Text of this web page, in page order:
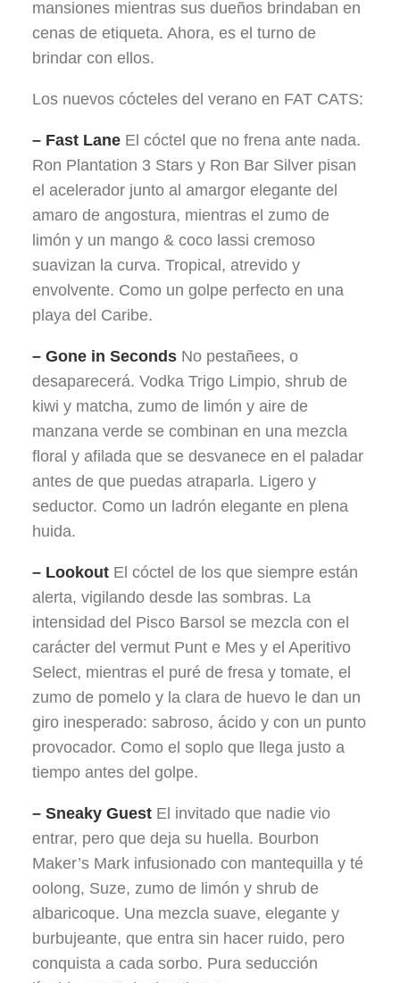
mansiones mientras sus dueños brindaban en
cenas de etiqueta. Ahora, es el turno de
brindar con ellos.
Los nuevos cócteles del verano en FAT CATS:
– Fast Lane El cóctel que no frena ante nada.
Ron Plantation 3 Stars y Ron Bar Silver pisan
el acelerador junto al amargor elegante del
amaro de angostura, mientras el zumo de
limón y un mango & coco lassi cremoso
suavizan la curva. Tropical, atrevido y
envolvente. Como un golpe perfecto en una
playa del Caribe.
– Gone in Seconds No pestañees, o
desaparecerá. Vodka Trigo Limpio, shrub de
kiwi y matcha, zumo de limón y aire de
manzana verde se combinan en una mezcla
floral y afilada que se desvanece en el paladar
antes de que puedas atraparla. Ligero y
seductor. Como un ladrón elegante en plena
huida.
– Lookout El cóctel de los que siempre están
alerta, vigilando desde las sombras. La
intensidad del Pisco Barsol se mezcla con el
carácter del vermut Punt e Mes y el Aperitivo
Select, mientras el puré de fresa y tomate, el
zumo de pomelo y la clara de huevo le dan un
giro inesperado: sabroso, ácido y con un punto
provocador. Como el soplo que llega justo a
tiempo antes del golpe.
– Sneaky Guest El invitado que nadie vio
entrar, pero que deja su huella. Bourbon
Maker’s Mark infusionado con mantequilla y té
oolong, Suze, zumo de limón y shrub de
albaricoque. Una mezcla suave, elegante y
burbujeante, que entra sin hacer ruido, pero
conquista a cada sorbo. Pura seducción